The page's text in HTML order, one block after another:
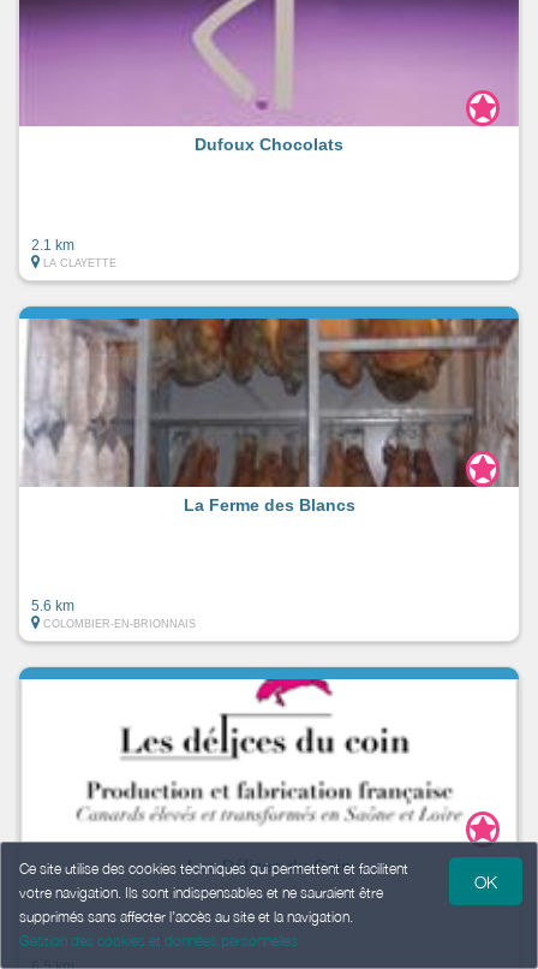
Ce site utilise des cookies techniques qui permettent et facilitent
votre navigation. Ils sont indispensables et ne sauraient être
supprimés sans affecter l’accès au site et la navigation.
Gestion des cookies et données personnelles
OK
Dufoux Chocolats
2.1 km
LA CLAYETTE
La Ferme des Blancs
5.6 km
COLOMBIER-EN-BRIONNAIS
Les Délices du Coin